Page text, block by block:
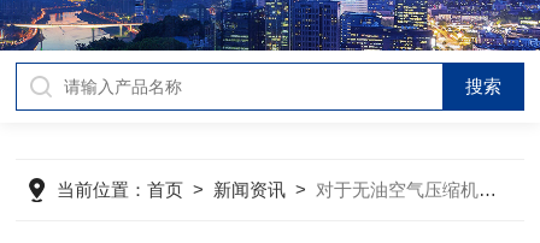
当前位置：首页 > 新闻资讯 > 对于无油空气压缩机的几个疑问本篇就为你解答